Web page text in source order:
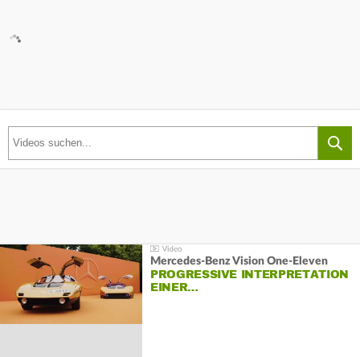
Mercedes-Benz Vision One-Eleven
PROGRESSIVE INTERPRETATION
EINER…